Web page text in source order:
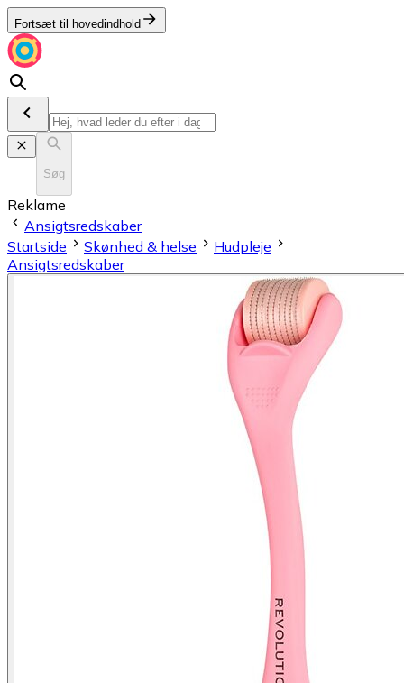
Fortsæt til hovedindhold
Søg
Reklame
Ansigtsredskaber
Startside
Skønhed & helse
Hudpleje
Ansigtsredskaber